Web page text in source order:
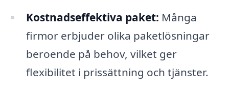
Kostnadseffektiva paket: Många
firmor erbjuder olika paketlösningar
beroende på behov, vilket ger
flexibilitet i prissättning och tjänster.